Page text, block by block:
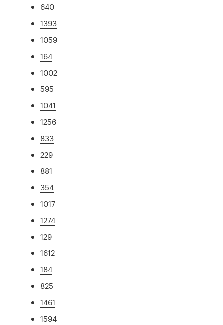
640
1393
1059
164
1002
595
1041
1256
833
229
881
354
1017
1274
129
1612
184
825
1461
1594